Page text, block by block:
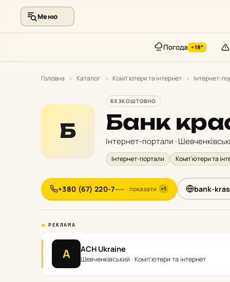
Меню
Погода +18°
Головна › Каталог › Комп'ютери та інтернет › Інтернет-
Б
БЕЗКОШТОВНО
Банк
Інтернет-портали ·
Інтернет-портали Комп'ютери та
+380 (67) 220-7-··· · показати +1 bank-
РЕКЛАМА
A ACH Ukraine
Шевченківський · Комп'ютери та інтернет